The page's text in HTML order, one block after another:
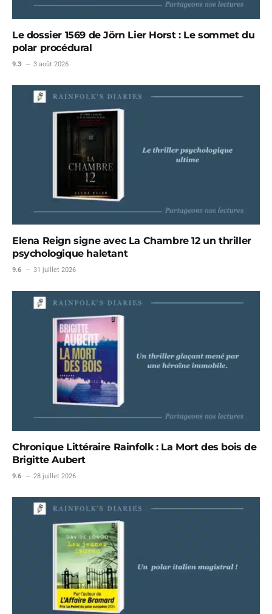
Le dossier 1569 de Jörn Lier Horst : Le sommet du
polar procédural
9.3 3 août 2026
Elena Reign signe avec La Chambre 12 un thriller
psychologique haletant
9.6 31 juillet 2026
Chronique Littéraire Rainfolk : La Mort des bois de
Brigitte Aubert
9.6 28 juillet 2026